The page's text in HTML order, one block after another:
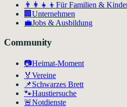
👨‍👩‍👧‍👦 Für Familien &
🏢 Unternehmen
💼Jobs & Ausbildung
Community
📷Heimat-Moment
🏅 Vereine
📌Schwarzes Brett
🐾Haustiersuche
🚨Notdienste